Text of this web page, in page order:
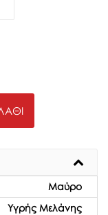
Μαύρο
Υγρής Μελάνης